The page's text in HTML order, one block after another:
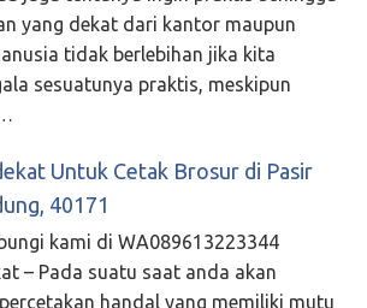
yang dekat dari kantor maupun
tidak berlebihan jika kita
sesuatunya praktis, meskipun
Untuk Cetak Brosur di Pasir
40171
kami di WA089613223344
– Pada suatu saat anda akan
handal yang memiliki mutu